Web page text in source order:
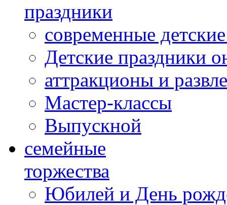
праздники
современные
Детские праздники
аттракционы и
Мастер-классы
Выпускной
cемейные
торжества
Юбилей и День